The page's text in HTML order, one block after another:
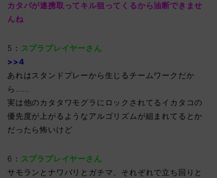
カタパが連携取ってキル狙ってくるから油断できませ
んね
5： スプラプレイヤーさん
>>4
あれはスタンドプレーから生じるチームワークだか
ら……
実は他のカタタワモグラにロックされてるイカタコの
優先度が上がるようなアルゴリズムが組まれてるとか
だったら怖いけど
6： スプラプレイヤーさん
サモランとナワバリとガチマ、それぞれで立ち回りと